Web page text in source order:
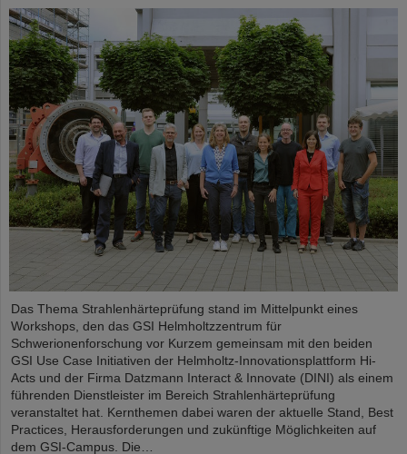
Das Thema Strahlenhärteprüfung stand im Mittelpunkt eines
Workshops, den das GSI Helmholtzzentrum für
Schwerionenforschung vor Kurzem gemeinsam mit den beiden
GSI Use Case Initiativen der Helmholtz-Innovationsplattform Hi-
Acts und der Firma Datzmann Interact & Innovate (DINI) als einem
führenden Dienstleister im Bereich Strahlenhärteprüfung
veranstaltet hat. Kernthemen dabei waren der aktuelle Stand, Best
Practices, Herausforderungen und zukünftige Möglichkeiten auf
dem GSI-Campus. Die…